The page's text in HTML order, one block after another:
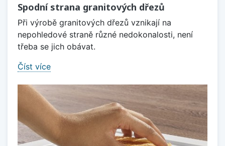
Spodní strana granitových dřezů
Při výrobě granitových dřezů vznikají na
nepohledové straně různé nedokonalosti, není
třeba se jich obávat.
Číst více